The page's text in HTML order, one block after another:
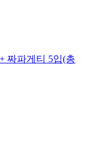
짜파게티 5입(총